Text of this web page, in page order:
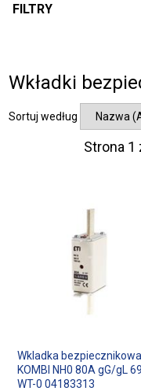
FILTRY
Wkładki
Sortuj według
Strona 1
Wkladka bezpiecznikowa
KOMBI NH0 80A gG/gL
WT-0 04183313